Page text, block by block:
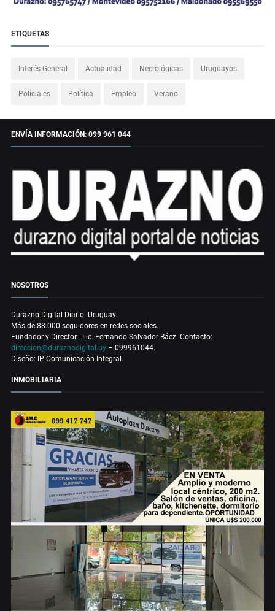
ETIQUETAS
Interés General Actualidad Necrológicas Uruguayos
Policiales Política Empleo Verano
ENVÍA INFORMACIÓN: 099 961 044
NOSOTROS
Durazno Digital Diario. Uruguay.
Más de 88.000 seguidores en redes sociales.
Fundador y Director - Lic. Fernando Salvador Báez. Contacto:
direccion@duraznodigital.uy – 099961044.
Diseño: IP Comunicación Integral.
INMOBILIARIA